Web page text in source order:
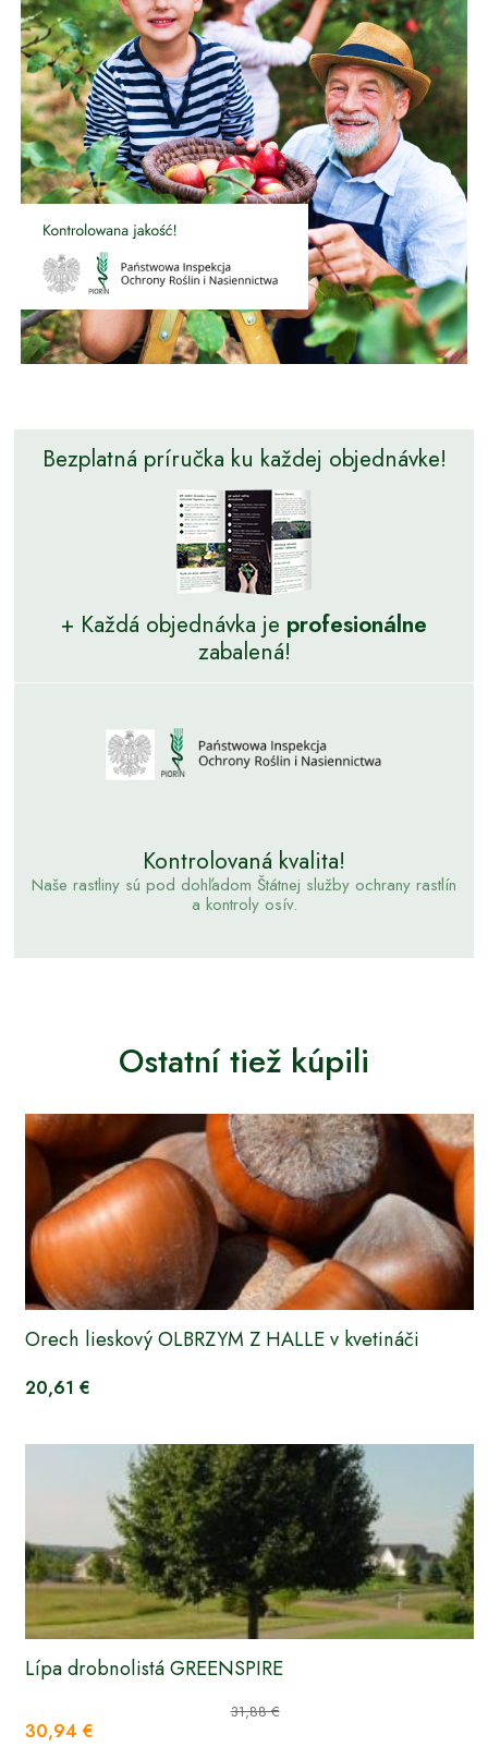
Bezplatná príručka ku každej objednávke!
+ Každá objednávka je profesionálne
zabalená!
Kontrolovaná kvalita!
Naše rastliny sú pod dohľadom Štátnej služby ochrany rastlín
a kontroly osív.
Ostatní tiež kúpili
Orech lieskový OLBRZYM Z HALLE v kvetináči
20,61 €
Lípa drobnolistá GREENSPIRE
31,88 €
30,94 €